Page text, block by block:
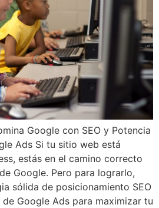
Google con SEO y Potencia
Ads Si tu sitio web está
estás en el camino correcto
Google. Pero para lograrlo,
sólida de posicionamiento SEO
Google Ads para maximizar tu